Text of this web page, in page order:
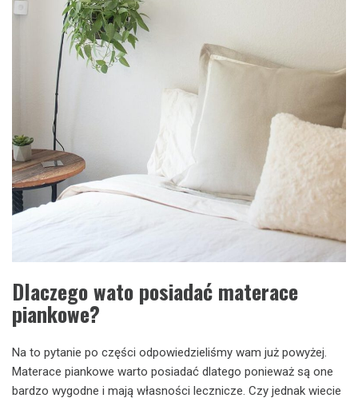
Dlaczego wato posiadać materace
piankowe?
Na to pytanie po części odpowiedzieliśmy wam już powyżej.
Materace piankowe warto posiadać dlatego ponieważ są one
bardzo wygodne i mają własności lecznicze. Czy jednak wiecie